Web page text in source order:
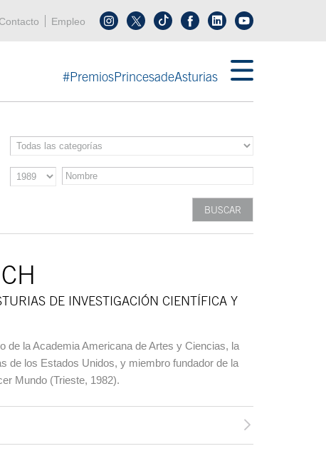
Menú cabecera
Contacto Empleo Síguenos en tiktokSíguenos en linkedin
#PremiosPrincesadeAsturias
DE INVESTIGACIÓN CIENTÍFICA Y
de la Academia Americana de Artes y Ciencias, la
de los Estados Unidos, y miembro fundador de la
Mundo (Trieste, 1982).